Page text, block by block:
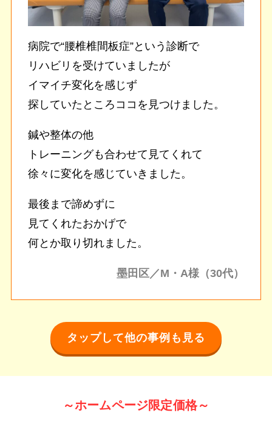
病院で“腰椎椎間板症”という診断で
リハビリを受けていましたが
イマイチ変化を感じず
探していたところココを見つけました。
鍼や整体の他
トレーニングも合わせて見てくれて
徐々に変化を感じていきました。
最後まで諦めずに
見てくれたおかげで
何とか取り切れました。
墨田区／M・A様（30代）
タップして他の事例も見る
～ホームページ限定価格～